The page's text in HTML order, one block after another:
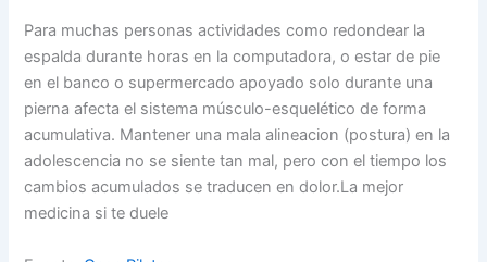
Para muchas personas actividades como redondear la
espalda durante horas en la computadora, o estar de pie
en el banco o supermercado apoyado solo durante una
pierna afecta el sistema músculo-esquelético de forma
acumulativa. Mantener una mala alineacion (postura) en la
adolescencia no se siente tan mal, pero con el tiempo los
cambios acumulados se traducen en dolor.La mejor
medicina si te duele